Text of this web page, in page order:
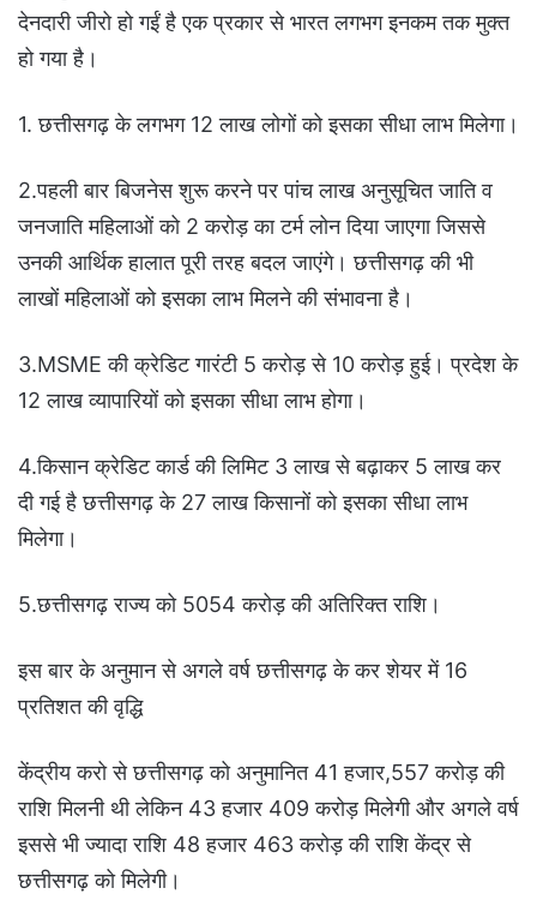
देनदारी जीरो हो गईं है एक प्रकार से भारत लगभग इनकम तक मुक्त
हो गया है।
1. छत्तीसगढ़ के लगभग 12 लाख लोगों को इसका सीधा लाभ मिलेगा।
2.पहली बार बिजनेस शुरू करने पर पांच लाख अनुसूचित जाति व
जनजाति महिलाओं को 2 करोड़ का टर्म लोन दिया जाएगा जिससे
उनकी आर्थिक हालात पूरी तरह बदल जाएंगे। छत्तीसगढ़ की भी
लाखों महिलाओं को इसका लाभ मिलने की संभावना है।
3.MSME की क्रेडिट गारंटी 5 करोड़ से 10 करोड़ हुई। प्रदेश के
12 लाख व्यापारियों को इसका सीधा लाभ होगा।
4.किसान क्रेडिट कार्ड की लिमिट 3 लाख से बढ़ाकर 5 लाख कर
दी गई है छत्तीसगढ़ के 27 लाख किसानों को इसका सीधा लाभ
मिलेगा।
5.छत्तीसगढ़ राज्य को 5054 करोड़ की अतिरिक्त राशि।
इस बार के अनुमान से अगले वर्ष छत्तीसगढ़ के कर शेयर में 16
प्रतिशत की वृद्धि
केंद्रीय करो से छत्तीसगढ़ को अनुमानित 41 हजार,557 करोड़ की
राशि मिलनी थी लेकिन 43 हजार 409 करोड़ मिलेगी और अगले वर्ष
इससे भी ज्यादा राशि 48 हजार 463 करोड़ की राशि केंद्र से
छत्तीसगढ़ को मिलेगी।